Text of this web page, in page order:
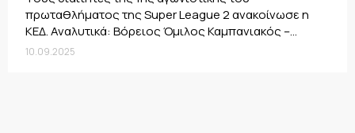
πρωταθλήματος της Super League 2 ανακοίνωσε η
ΚΕΔ. Αναλυτικά: Βόρειος Όμιλος Καμπανιακός –...
10.09.2025